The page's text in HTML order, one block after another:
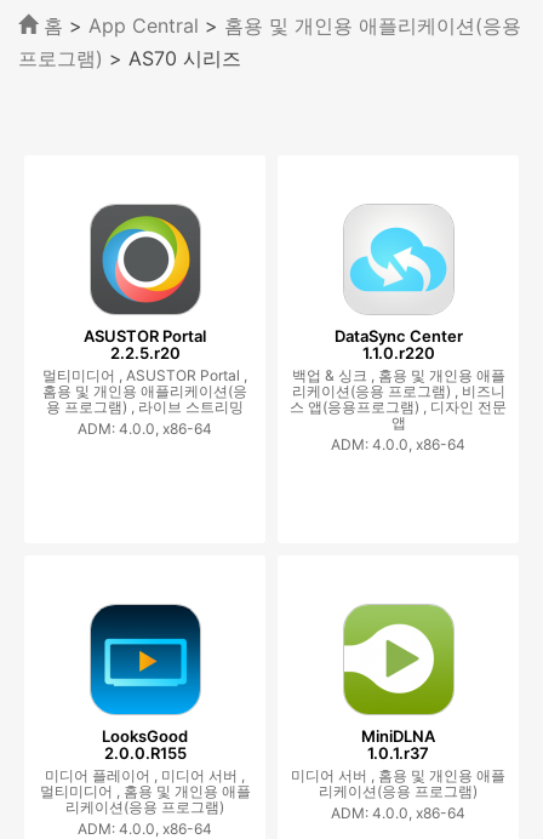
홈 > App Central > 홈용 및 개인용 애플리케이션(응용
프로그램) > AS70 시리즈
ASUSTOR Portal
2.2.5.r20
멀티미디어 , ASUSTOR Portal ,
홈용 및 개인용 애플리케이션(응
용 프로그램) , 라이브 스트리밍
ADM: 4.0.0, x86-64
DataSync Center
1.1.0.r220
백업 & 싱크 , 홈용 및 개인용 애플
리케이션(응용 프로그램) , 비즈니
스 앱(응용프로그램) , 디자인 전문
앱
ADM: 4.0.0, x86-64
LooksGood
2.0.0.R155
미디어 플레이어 , 미디어 서버 ,
멀티미디어 , 홈용 및 개인용 애플
리케이션(응용 프로그램)
ADM: 4.0.0, x86-64
MiniDLNA
1.0.1.r37
미디어 서버 , 홈용 및 개인용 애플
리케이션(응용 프로그램)
ADM: 4.0.0, x86-64